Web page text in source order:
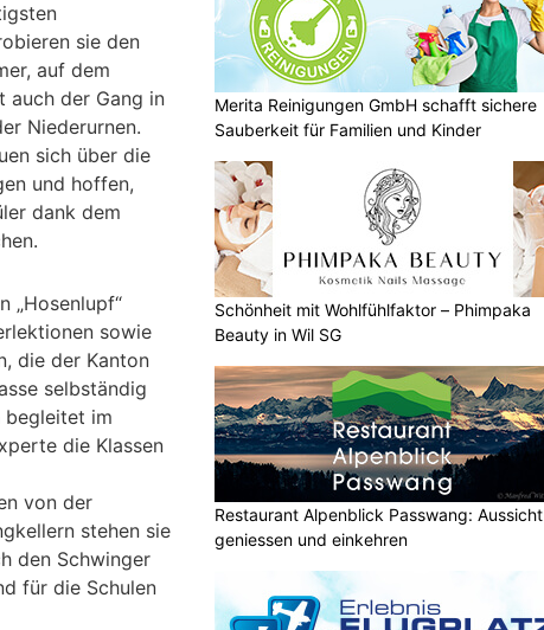
sie den
auf dem
auch der Gang in
Niederurnen.
sich über die
und hoffen,
dank dem
„Hosenlupf“
sowie
die der Kanton
selbständig
begleitet im
die Klassen
von der
stehen sie
den Schwinger
für die Schulen
Merita Reinigungen GmbH schafft sichere
Sauberkeit für Familien und Kinder
Schönheit mit Wohlfühlfaktor – Phimpaka
Beauty in Wil SG
Restaurant Alpenblick Passwang: Aussicht
geniessen und einkehren